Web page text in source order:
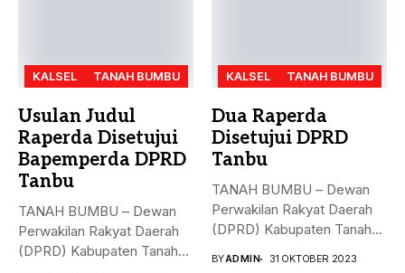
KALSEL TANAH BUMBU
Usulan Judul
Raperda Disetujui
Bapemperda DPRD
Tanbu
TANAH BUMBU – Dewan
Perwakilan Rakyat Daerah
(DPRD) Kabupaten Tanah
KALSEL TANAH BUMBU
Dua Raperda
Disetujui DPRD
Tanbu
TANAH BUMBU – Dewan
Perwakilan Rakyat Daerah
(DPRD) Kabupaten Tanah
BYADMIN 31 OKTOBER 2023